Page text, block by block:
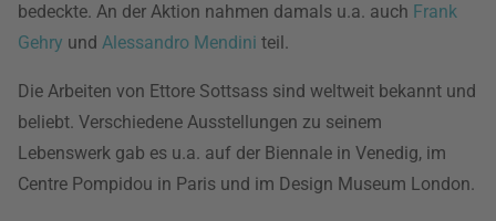
bedeckte. An der Aktion nahmen damals u.a. auch Frank
Gehry und Alessandro Mendini teil.
Die Arbeiten von Ettore Sottsass sind weltweit bekannt und
beliebt. Verschiedene Ausstellungen zu seinem
Lebenswerk gab es u.a. auf der Biennale in Venedig, im
Centre Pompidou in Paris und im Design Museum London.